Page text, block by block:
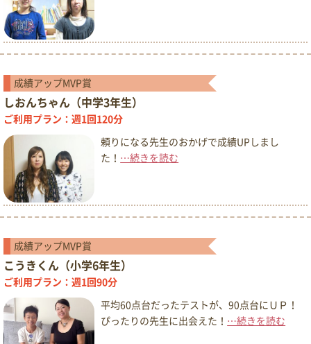
成績アップMVP賞
しおんちゃん（中学3年生）
ご利用プラン：週1回120分
頼りになる先生のおかげで成績UPしまし
た！ …続きを読む
成績アップMVP賞
こうきくん（小学6年生）
ご利用プラン：週1回90分
平均60点台だったテストが、90点台にＵＰ！
ぴったりの先生に出会えた！ …続きを読む